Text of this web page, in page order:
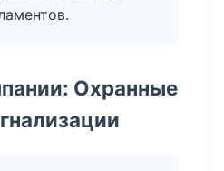
Охранные